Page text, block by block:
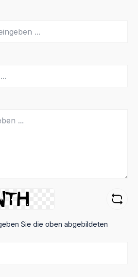
Sie die oben abgebildeten